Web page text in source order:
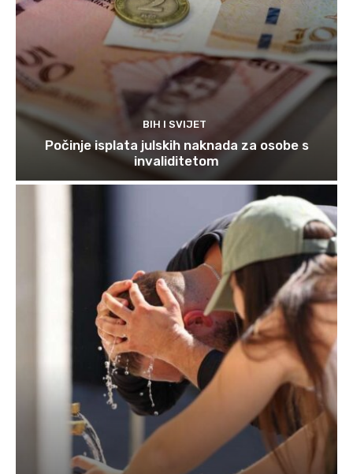
BIH I SVIJET
Počinje isplata julskih naknada za osobe s
invaliditetom